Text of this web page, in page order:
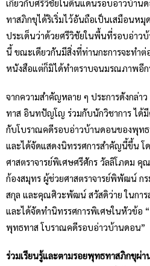
เกี่ยวกับศรีวิชัยในดินแดนรอบอ่าวบ้าน
ทาสภิกขุได้ริเริ่มไว้อันถือเป็นเสมือนห
ประเด็นว่าด้วยศรีวิชัยในพื้นที่รอบอ่า
นี้ ขณะเดียวกันมีสิ่งที่ท่านกะการจะทำต่
หนังสือแต่ก็มิได้ทำตราบจนมรณภาพอีก
จากความสำคัญหลาย ๆ ประการดังกล่
ทาส อินทปัญโญ ร่วมกับนักวิชาการ ได้มี
กับโบราณคดีรอบอ่าวบ้านดอนของพุทธ
และได้จัดแสดงนิทรรศการสำคัญนี้ขึ้น โ
ศาสตราจารย์พิเศษศรีศักร วัลลิโภดม
ก้องสมุทร ผู้ช่วยศาสตราจารย์พิพัฒน์ ก
สกุล และคุณศิวะพัฒน์ สวัสดิว่าย ในกา
และได้จัดทำนิทรรศการพิเศษในหัวข้อ
พุทธทาส โบราณคดีรอบอ่าวบ้านดอน”
ร่วมเรียนรู้และตามรอยพุทธทาสภิกขุผ่